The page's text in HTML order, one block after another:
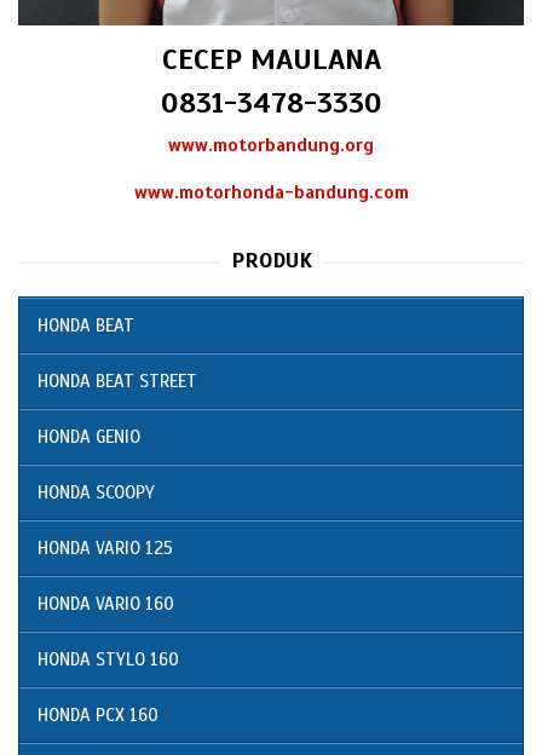
CECEP MAULANA
0831-3478-3330
www.motorbandung.org
www.motorhonda-bandung.com
PRODUK
HONDA BEAT
HONDA BEAT STREET
HONDA GENIO
HONDA SCOOPY
HONDA VARIO 125
HONDA VARIO 160
HONDA STYLO 160
HONDA PCX 160